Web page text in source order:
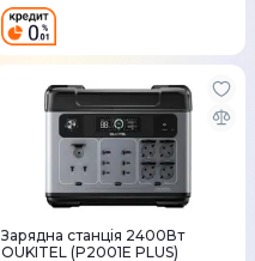
Зарядна станція 2400Вт
OUKITEL (P2001E PLUS)